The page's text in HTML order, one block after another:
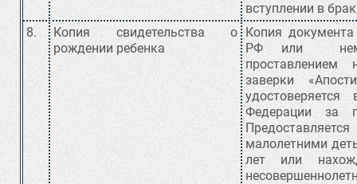
вступлении в
8.
Копия свидетельства о
рождении ребенка
Копия документа
РФ или
заверки
Федерации за
малолетними
лет или